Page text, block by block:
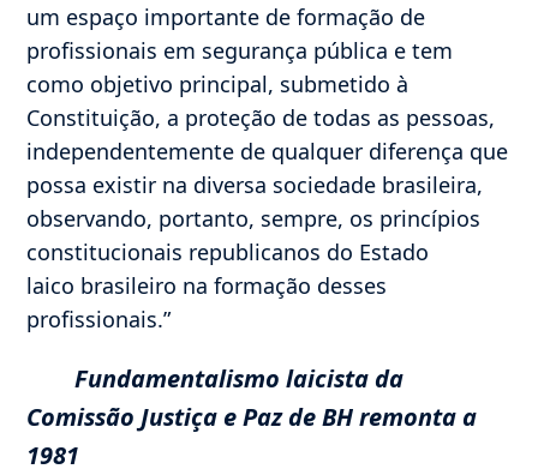
um espaço importante de formação de
profissionais em segurança pública e tem
como objetivo principal, submetido à
Constituição, a proteção de todas as pessoas,
independentemente de qualquer diferença que
possa existir na diversa sociedade brasileira,
observando, portanto, sempre, os princípios
constitucionais republicanos do Estado
laico brasileiro na formação desses
profissionais.”
Fundamentalismo laicista da
Comissão Justiça e Paz de BH remonta a
1981